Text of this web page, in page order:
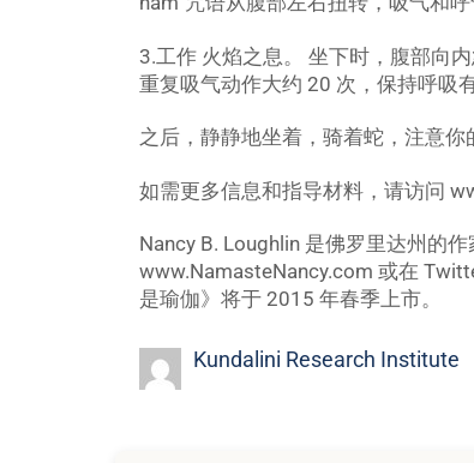
3.工作 火焰之息。 坐下时，腹部向
重复吸气动作大约 20 次，保持呼吸
之后，静静地坐着，骑着蛇，注意你
如需更多信息和指导材料，请访问
Nancy B. Loughlin 是佛罗里达州的
www.NamasteNancy.com 或在
是瑜伽》将于 2015 年春季上市。
Kundalini Research Institute